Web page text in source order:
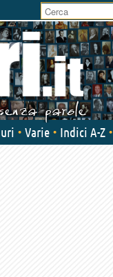
Varie Indici A-Z